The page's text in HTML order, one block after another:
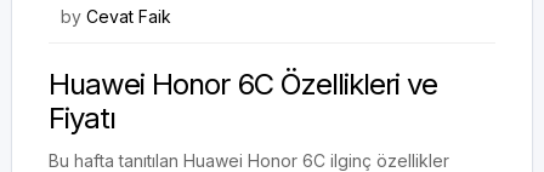
by Cevat Faik
Huawei Honor 6C Özellikleri ve
Fiyatı
Bu hafta tanıtılan Huawei Honor 6C ilginç özellikler